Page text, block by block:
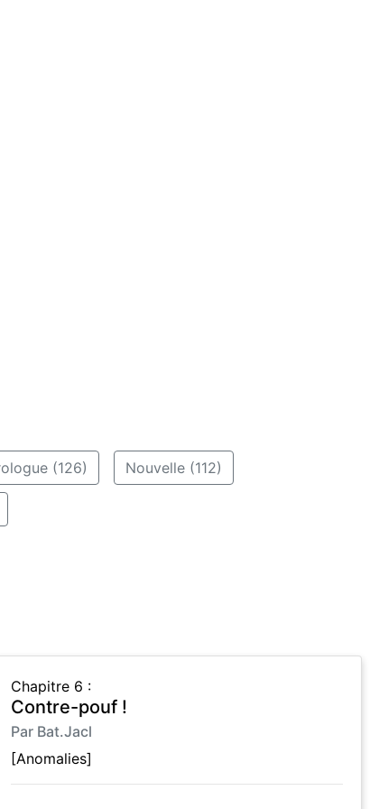
(126) Nouvelle (112)
Chapitre 6 :
Contre-pouf !
Par Bat.Jacl
[Anomalies]